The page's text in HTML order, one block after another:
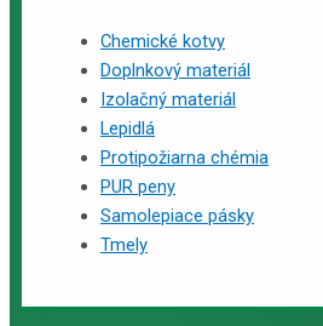
Chemické kotvy
Doplnkový materiál
Izolačný materiál
Lepidlá
Protipožiarna chémia
PUR peny
Samolepiace pásky
Tmely